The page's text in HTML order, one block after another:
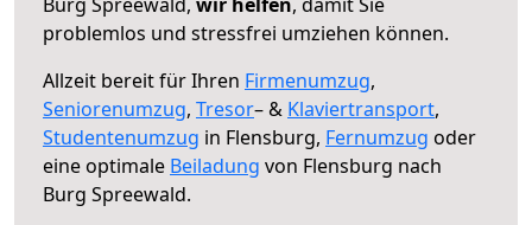
problemlos und stressfrei umziehen können.
Allzeit bereit für Ihren Firmenumzug,
Seniorenumzug, Tresor– & Klaviertransport,
Studentenumzug in Flensburg, Fernumzug oder
eine optimale Beiladung von Flensburg nach
Burg Spreewald.